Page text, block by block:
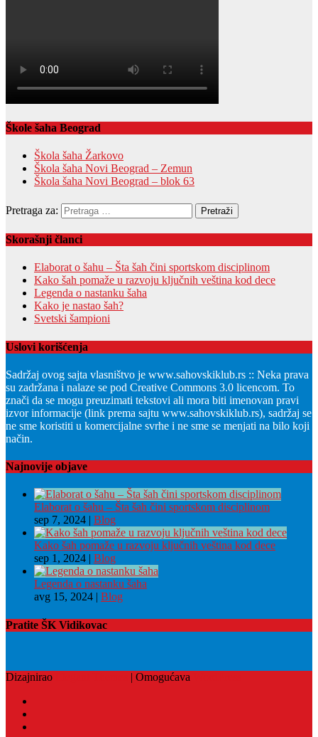
Škole šaha Beograd
Škola šaha Žarkovo
Škola šaha Novi Beograd – Zemun
Škola šaha Novi Beograd – blok 63
Pretraga za:
Skorašnji članci
Elaborat o šahu – Šta šah čini sportskom disciplinom
Kako šah pomaže u razvoju ključnih veština kod dece
Legenda o nastanku šaha
Kako je nastao šah?
Svetski šampioni
Uslovi korišćenja
Sadržaj ovog sajta vlasništvo je www.sahovskiklub.rs :: Neka prava
su zadržana i nalaze se pod Creative Commons 3.0 licencom. To
znači da se mogu preuzimati tekstovi ali mora biti imenovan pravi
izvor informacije (link prema sajtu www.sahovskiklub.rs), sadržaj se
ne sme koristiti u komercijalne svrhe i ne sme se menjati na bilo koji
način.
Najnovije objave
Elaborat o šahu – Šta šah čini sportskom disciplinom
sep 7, 2024 | Blog
Kako šah pomaže u razvoju ključnih veština kod dece
sep 1, 2024 | Blog
Legenda o nastanku šaha
avg 15, 2024 | Blog
Pratite ŠK Vidikovac
Dizajnirao | Omogućava